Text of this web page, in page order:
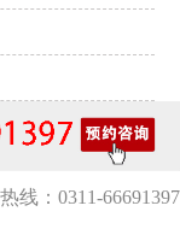
线：0311-66691397